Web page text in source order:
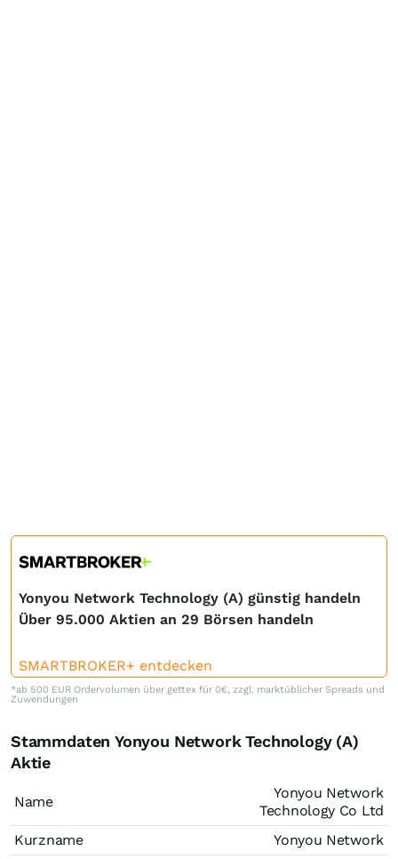
Yonyou Network Technology (A) günstig handeln
Über 95.000 Aktien an 29 Börsen handeln
SMARTBROKER+ entdecken
*ab 500 EUR Ordervolumen über gettex für 0€, zzgl. marktüblicher Spreads und
Zuwendungen
Stammdaten Yonyou Network Technology (A)
Aktie
Name
Yonyou Network
Technology Co Ltd
Kurzname
Yonyou Network